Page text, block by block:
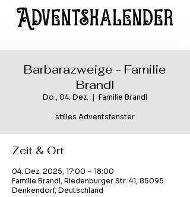
Barbarazweige - Familie
Brandl
Do., 04. Dez.
  |
Familie Brandl
stilles Adventsfenster
Zeit & Ort
04. Dez. 2025, 17:00 – 18:00
Familie Brandl, Riedenburger Str. 41, 85095
Denkendorf, Deutschland